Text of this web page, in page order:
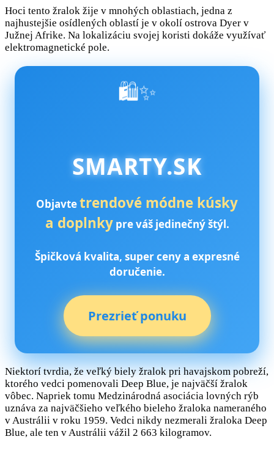
Hoci tento žralok žije v mnohých oblastiach, jedna z
najhustejšie osídlených oblastí je v okolí ostrova Dyer v
Južnej Afrike. Na lokalizáciu svojej koristi dokáže využívať
elektromagnetické pole.
🛍️✨
SMARTY.SK
Objavtetrendové módne kúsky
a doplnkypre váš jedinečný štýl.
Špičková kvalita, super ceny a expresné
doručenie.
Prezrieť ponuku
Niektorí tvrdia, že veľký biely žralok pri havajskom pobreží,
ktorého vedci pomenovali Deep Blue, je najväčší žralok
vôbec. Napriek tomu Medzinárodná asociácia lovných rýb
uznáva za najväčšieho veľkého bieleho žraloka nameraného
v Austrálii v roku 1959. Vedci nikdy nezmerali žraloka Deep
Blue, ale ten v Austrálii vážil 2 663 kilogramov.